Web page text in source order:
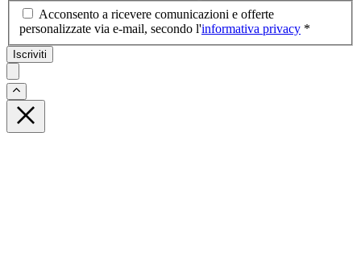
Acconsento a ricevere comunicazioni e offerte
personalizzate via e-mail, secondo l'informativa privacy *
Iscriviti